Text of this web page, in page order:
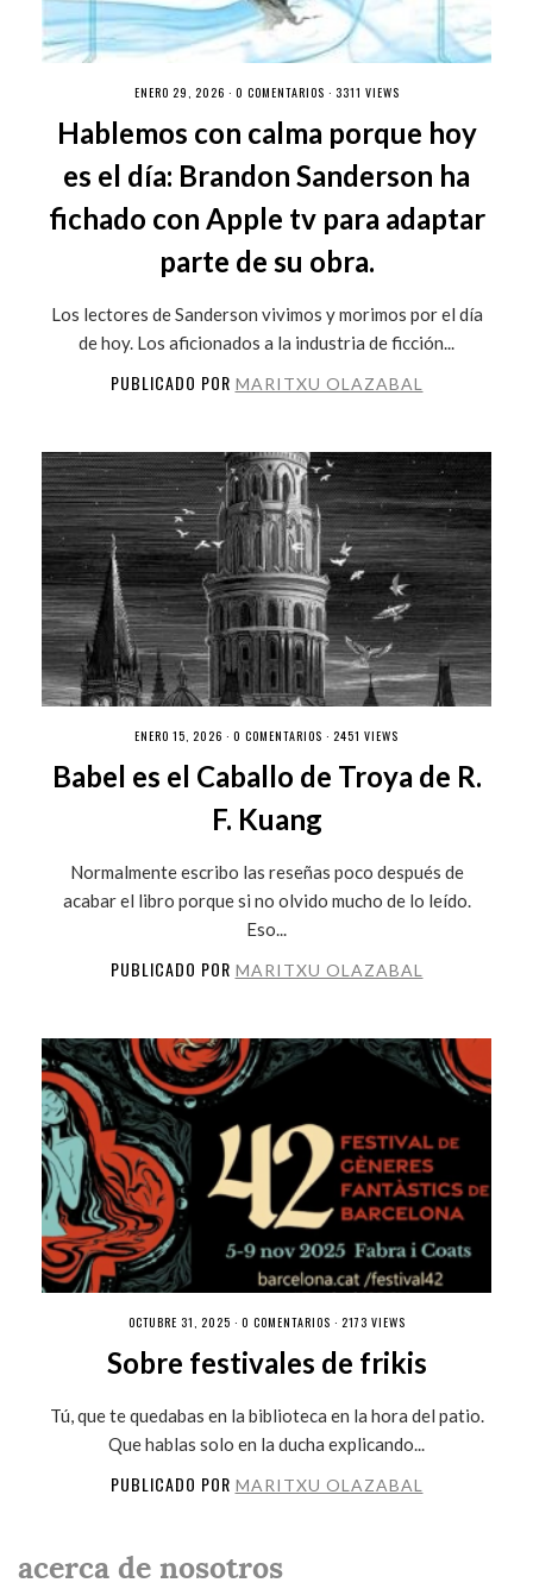
ENERO 29, 2026 · 0 COMENTARIOS · 3311 VIEWS
Hablemos con calma porque hoy
es el día: Brandon Sanderson ha
fichado con Apple tv para adaptar
parte de su obra.
Los lectores de Sanderson vivimos y morimos por el día
de hoy. Los aficionados a la industria de ficción...
PUBLICADO POR MARITXU OLAZABAL
ENERO 15, 2026 · 0 COMENTARIOS · 2451 VIEWS
Babel es el Caballo de Troya de R.
F. Kuang
Normalmente escribo las reseñas poco después de
acabar el libro porque si no olvido mucho de lo leído.
Eso...
PUBLICADO POR MARITXU OLAZABAL
OCTUBRE 31, 2025 · 0 COMENTARIOS · 2173 VIEWS
Sobre festivales de frikis
Tú, que te quedabas en la biblioteca en la hora del patio.
Que hablas solo en la ducha explicando...
PUBLICADO POR MARITXU OLAZABAL
acerca de nosotros